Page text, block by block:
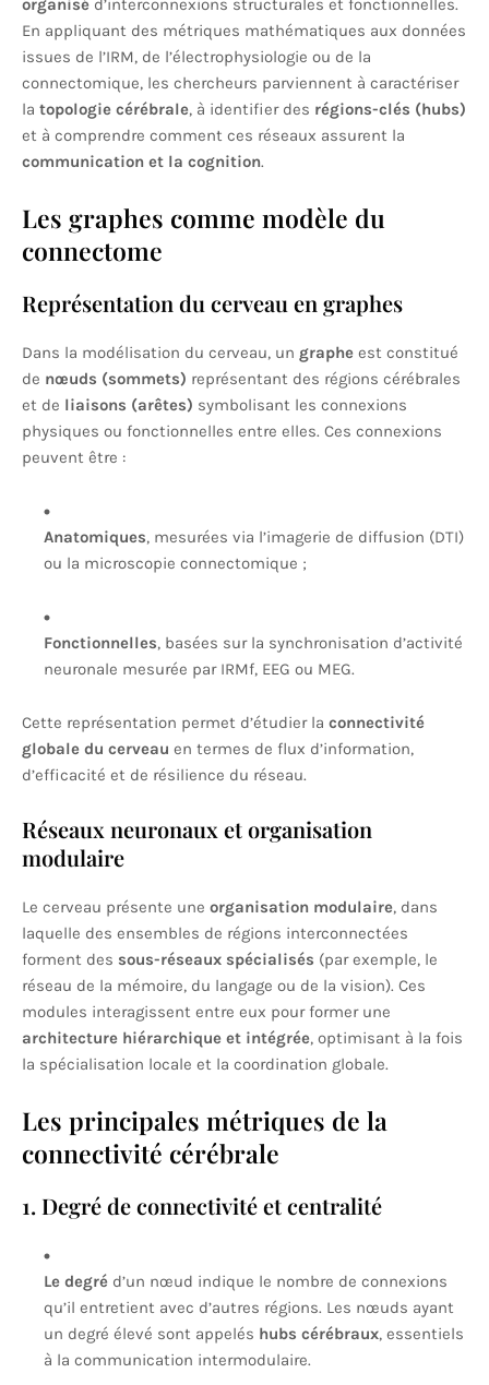
organisé d’interconnexions structurales et fonctionnelles.
En appliquant des métriques mathématiques aux données
issues de l’IRM, de l’électrophysiologie ou de la
connectomique, les chercheurs parviennent à caractériser
la topologie cérébrale, à identifier des régions-clés (hubs)
et à comprendre comment ces réseaux assurent la
communication et la cognition.
Les graphes comme modèle du
connectome
Représentation du cerveau en graphes
Dans la modélisation du cerveau, un graphe est constitué
de nœuds (sommets) représentant des régions cérébrales
et de liaisons (arêtes) symbolisant les connexions
physiques ou fonctionnelles entre elles. Ces connexions
peuvent être :
Anatomiques, mesurées via l’imagerie de diffusion (DTI)
ou la microscopie connectomique ;
Fonctionnelles, basées sur la synchronisation d’activité
neuronale mesurée par IRMf, EEG ou MEG.
Cette représentation permet d’étudier la connectivité
globale du cerveau en termes de flux d’information,
d’efficacité et de résilience du réseau.
Réseaux neuronaux et organisation
modulaire
Le cerveau présente une organisation modulaire, dans
laquelle des ensembles de régions interconnectées
forment des sous-réseaux spécialisés (par exemple, le
réseau de la mémoire, du langage ou de la vision). Ces
modules interagissent entre eux pour former une
architecture hiérarchique et intégrée, optimisant à la fois
la spécialisation locale et la coordination globale.
Les principales métriques de la
connectivité cérébrale
1. Degré de connectivité et centralité
Le degré d’un nœud indique le nombre de connexions
qu’il entretient avec d’autres régions. Les nœuds ayant
un degré élevé sont appelés hubs cérébraux, essentiels
à la communication intermodulaire.